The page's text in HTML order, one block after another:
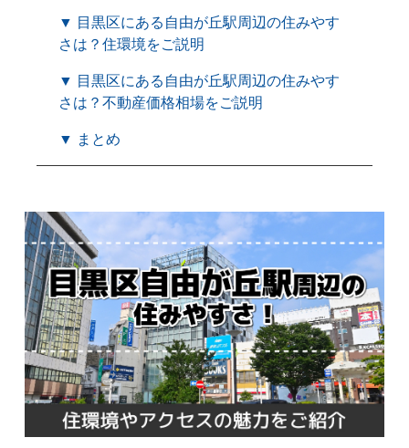
▼ 目黒区にある自由が丘駅周辺の住みやす
さは？住環境をご説明
▼ 目黒区にある自由が丘駅周辺の住みやす
さは？不動産価格相場をご説明
▼ まとめ